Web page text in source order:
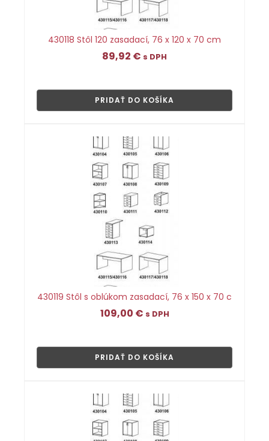
430118 Stôl 120 zasadací, 76 x 120 x 70 cm
89,92 € s DPH
PRIDAŤ DO KOŠÍKA
430119 Stôl s oblúkom zasadací, 76 x 150 x 70 c
109,00 € s DPH
PRIDAŤ DO KOŠÍKA